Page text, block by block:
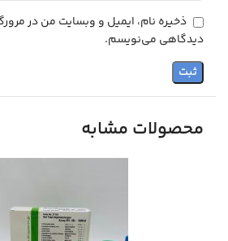
ذخیره نام، ایمیل و وبسایت من در
دیدگاهی می‌نویسم.
محصولات مشابه